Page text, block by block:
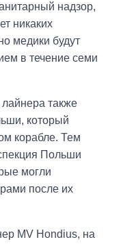
надзор,
никаких
медики будут
в течение семи
также
который
корабле. Тем
Польши
могли
после их
MV Hondius, на